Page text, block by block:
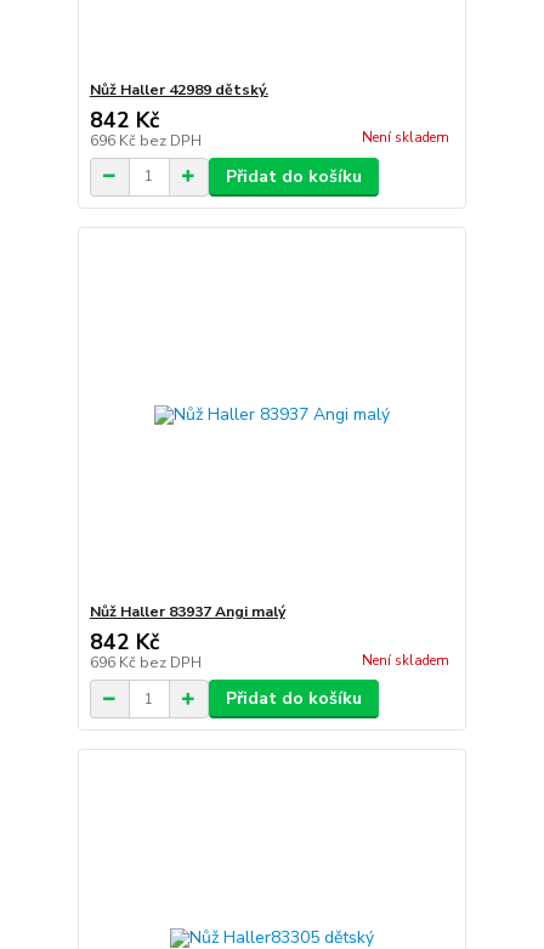
Nůž Haller 42989 dětský.
842 Kč
696 Kč bez DPH Není skladem
Přidat do košíku
Nůž Haller 83937 Angi malý
842 Kč
696 Kč bez DPH Není skladem
Přidat do košíku